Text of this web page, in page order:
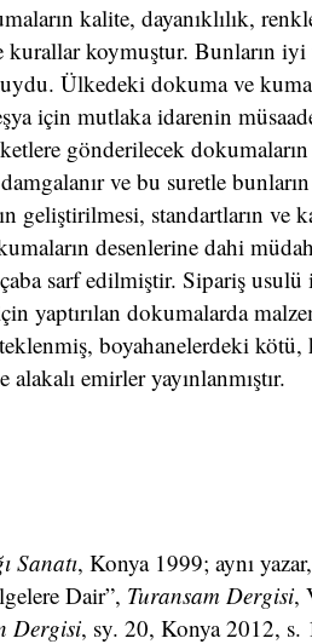
kalite, dayanıklılık,
kurallar koymuştur. Bunların
Ülkedeki dokuma ve
için mutlaka idarenin
gönderilecek
ve bu suretle
geliştirilmesi, standartların
desenlerine dahi
sarf edilmiştir. Sipariş usulü
yaptırılan dokumalarda
boyahanelerdeki kötü,
emirler yayınlanmıştır.
Sanatı, Konya 1999; aynı
Dair”, Turansam Dergisi,
Dergisi, sy. 20, Konya 2012, s.